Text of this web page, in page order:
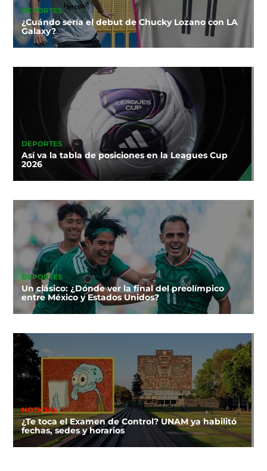
DEPORTES
¿Cuándo sería el debut de Chucky Lozano con LA
Galaxy?
DEPORTES
Así va la tabla de posiciones en la Leagues Cup
2026
DEPORTES
Un clásico: ¿Dónde ver la final del preolímpico
entre México y Estados Unidos?
NOTICIAS
¿Te toca el Examen de Control? UNAM ya habilitó
fechas, sedes y horarios